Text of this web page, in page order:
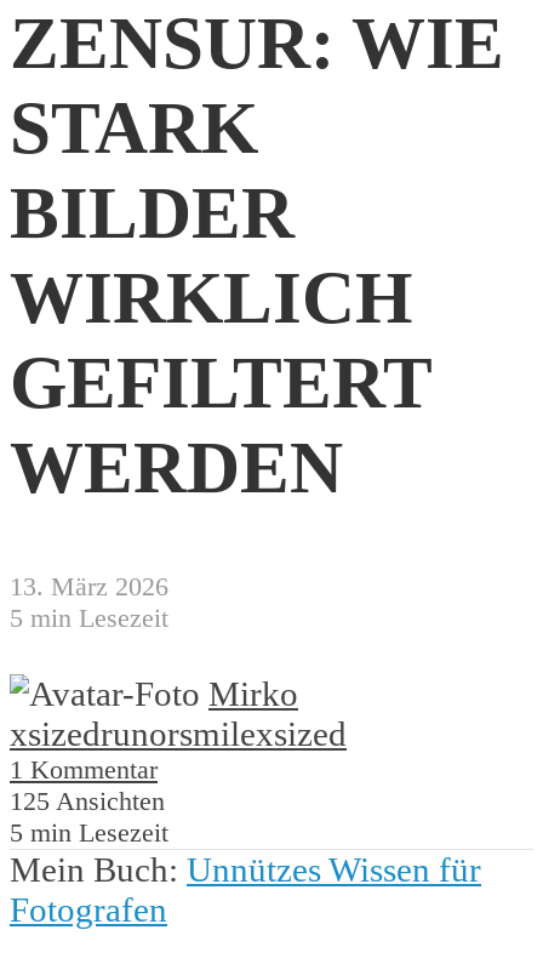
ZENSUR: WIE
STARK
BILDER
WIRKLICH
GEFILTERT
WERDEN
13. März 2026
5 min Lesezeit
Mirko
xsizedrunorsmilexsized
1 Kommentar
125 Ansichten
5 min Lesezeit
Mein Buch: Unnützes Wissen für
Fotografen